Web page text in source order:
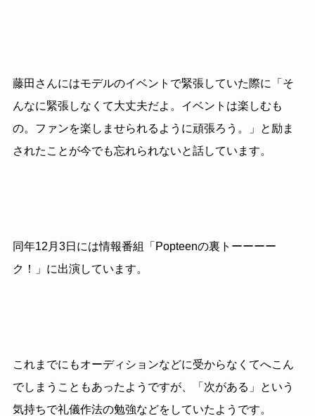
藤田さんにはモデルのイベントで緊張していた際に「そ
んなに緊張しなくて大丈夫だよ。イベントは楽しむも
の。ファンを楽しませられるように頑張ろう。」と励ま
されたことが今でも忘れられないと話しています。
同年12月3日には情報番組「Popteenの裏トーーーー
ク！」に出演しています。
これまでにもオーディションなどに受からなくてへこん
でしまうこともあったようですが、「次がある」という
気持ちで礼儀作法の勉強などをしていたようです。